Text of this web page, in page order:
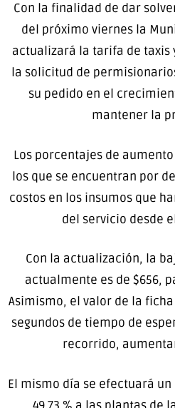
Con la finalidad de dar
del próximo viernes la
actualizará la tarifa de taxis
la solicitud de
su pedido en el
mantener la
Los porcentajes de
los que se encuentran por
costos en los insumos que
del servicio desde
Con la actualización, la
actualmente es de $656,
Asimismo, el valor de la
segundos de tiempo de
recorrido,
El mismo día se efectuará